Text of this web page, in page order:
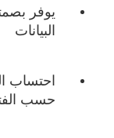
يوفر
البيانات
احتساب
حسب